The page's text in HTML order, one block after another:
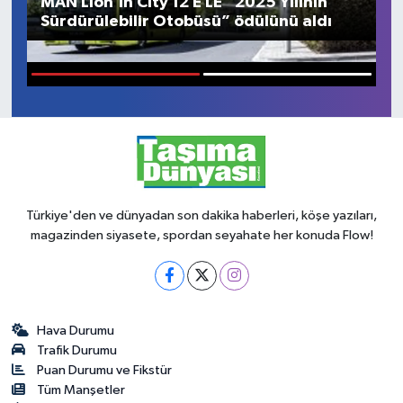
Sürdürülebilir Otobüsü” ödülünü aldı
Türkiye'den ve dünyadan son dakika haberleri, köşe yazıları,
magazinden siyasete, spordan seyahate her konuda Flow!
Hava Durumu
Trafik Durumu
Puan Durumu ve Fikstür
Tüm Manşetler